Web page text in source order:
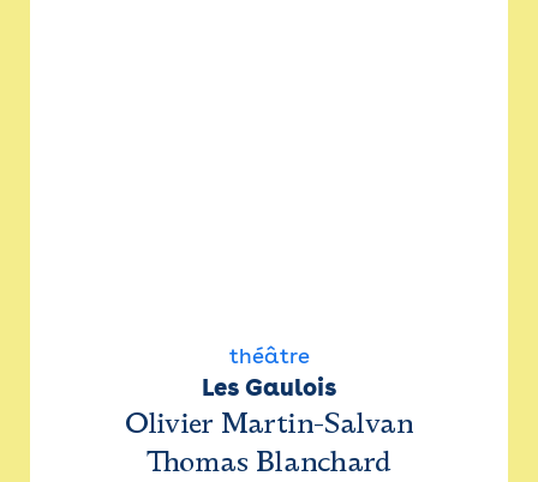
théâtre
Les Gaulois
Olivier Martin-Salvan
Thomas Blanchard